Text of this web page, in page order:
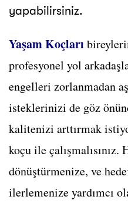
yapabilirsiniz.
Yaşam Koçları
profesyonel yol
engelleri zorlanmadan
isteklerinizi de göz
kalitenizi arttırmak
koçu ile
dönüştürmenize, ve
ilerlemenize yardımcı